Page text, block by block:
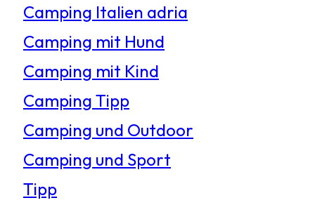
Camping Italien adria
Camping mit Hund
Camping mit Kind
Camping Tipp
Camping und Outdoor
Camping und Sport
Tipp